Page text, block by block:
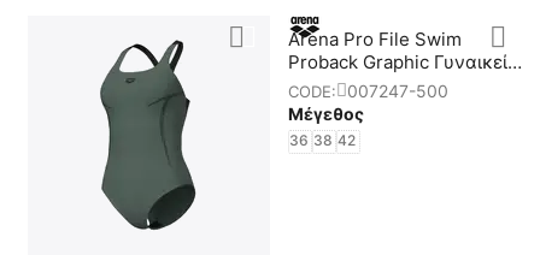
Arena Pro File Swim
Proback Graphic Γυναικείο
Μαγιό Προπόνησης
CODE:
007247-500
Μέγεθος
36 38 42